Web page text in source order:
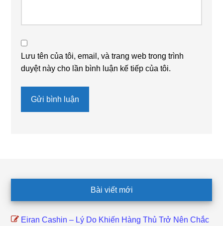
Lưu tên của tôi, email, và trang web trong trình
duyệt này cho lần bình luận kế tiếp của tôi.
Bài viết mới
Eiran Cashin – Lý Do Khiến Hàng Thủ Trở Nên Chắc